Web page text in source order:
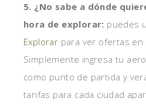
5. ¿No sabe a dónde
hora de explorar: puedes
Explorar para ver ofertas
Simplemente ingresa tu
como punto de partida y
tarifas para cada ciudad